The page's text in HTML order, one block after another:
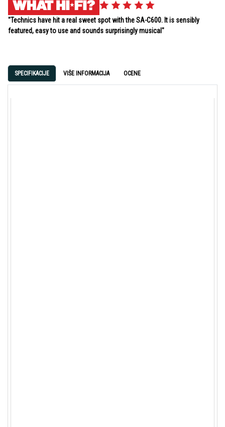
"Technics have hit a real sweet spot with the SA-C600. It is sensibly
featured, easy to use and sounds surprisingly musical"
SPECIFIKACIJE VIŠE INFORMACIJA OCENE